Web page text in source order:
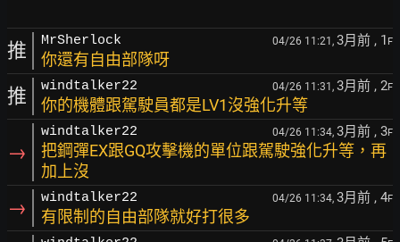
推 MrSherlock 04/26 11:21, 3月前 , 1 F
你還有自由部隊呀
推 windtalker22 04/26 11:31, 3月前 , 2F
你的機體跟駕駛員都是LV1沒強化升等
→
windtalker22 04/26 11:34, 3月前 , 3F
把鋼彈EX跟GQ攻擊機的單位跟駕駛強化升等，再
加上沒
→ windtalker22 04/26 11:34, 3月前 , 4F
有限制的自由部隊就好打很多